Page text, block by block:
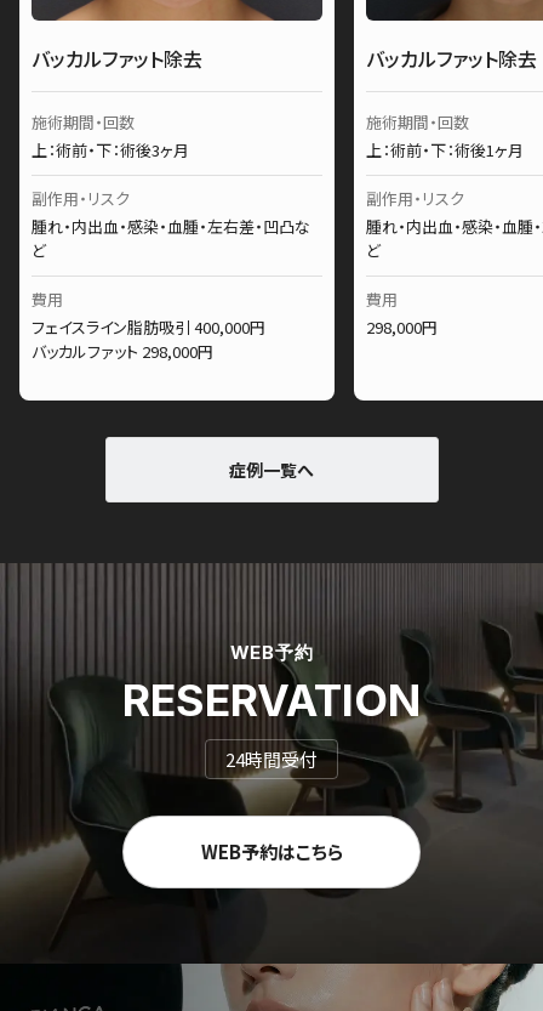
バッカルファット除去
施術期間・回数
上：術前・下：術後3ヶ月
副作用・リスク
腫れ・内出血・感染・血腫・左右差・凹凸な
ど
費用
フェイスライン脂肪吸引 400,000円
バッカルファット 298,000円
バッカルファット除去
施術期間・回数
上：術前・下：術後1ヶ月
副作用・リスク
腫れ・内出血・感染・血腫
ど
費用
298,000円
症例一覧へ
WEB予約
RESERVATION
24時間受付
WEB予約はこちら